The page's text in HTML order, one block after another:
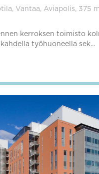
Vantaa, Aviapolis, 375 m
kerroksen toimisto
työhuoneella sek...